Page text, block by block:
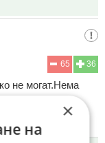
36
65
не могат.Нема
×
на